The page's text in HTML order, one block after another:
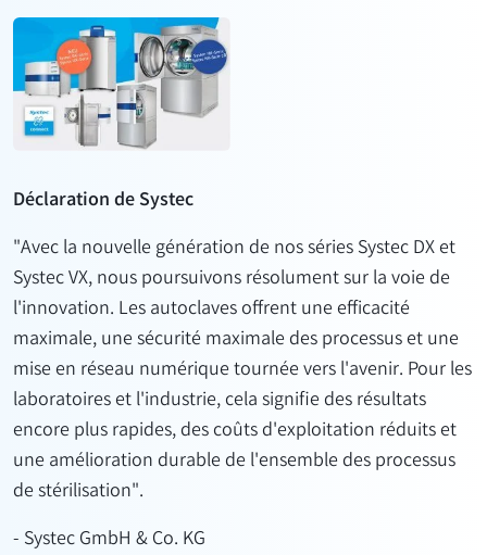
Déclaration de Systec
"Avec la nouvelle génération de nos séries Systec DX et
Systec VX, nous poursuivons résolument sur la voie de
l'innovation. Lesautoclavesoffrentune efficacité
maximale, une sécurité maximale des processus et une
mise en réseau numérique tournée vers l'avenir. Pour les
laboratoires et l'industrie, cela signifie des résultats
encore plus rapides, des coûts d'exploitation réduits et
une amélioration durable de l'ensemble des processus
de stérilisation".
- Systec GmbH & Co. KG